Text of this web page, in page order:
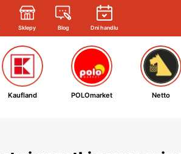
Sklepy Blog Dni handlu
Kaufland POLOmarket Netto